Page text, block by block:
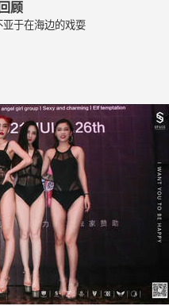
顾
于在海边的戏耍